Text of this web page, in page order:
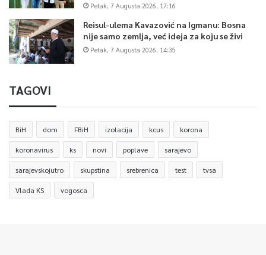
Petak, 7 Augusta 2026, 17:16
Reisul-ulema Kavazović na Igmanu: Bosna
nije samo zemlja, već ideja za koju se živi
Petak, 7 Augusta 2026, 14:35
TAGOVI
BiH dom FBiH izolacija kcus korona
koronavirus ks novi poplave sarajevo
sarajevskojutro skupstina srebrenica test tvsa
Vlada KS vogosca